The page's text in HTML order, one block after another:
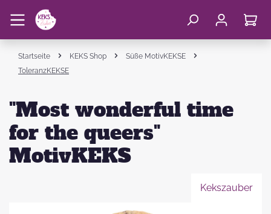
Startseite KEKS Shop
Süße MotivKEKSE
ToleranzKEKSE
"Most wonderful time
for the queers"
MotivKEKS
Kekszauber